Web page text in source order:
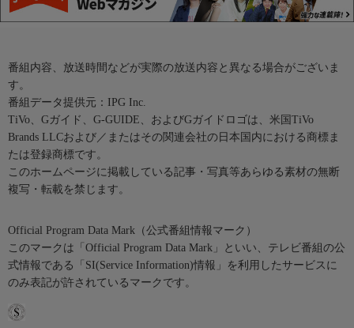
番組内容、放送時間などが実際の放送内容と異なる場合がございま
す。
番組データ提供元：IPG Inc.
TiVo、Gガイド、G-GUIDE、およびGガイドロゴは、米国TiVo
Brands LLCおよび／またはその関連会社の日本国内における商標ま
たは登録商標です。
このホームページに掲載している記事・写真等あらゆる素材の無断
複写・転載を禁じます。
Official Program Data Mark（公式番組情報マーク）
このマークは「Official Program Data Mark」といい、テレビ番組の公
式情報である「SI(Service Information)情報」を利用したサービスに
のみ表記が許されているマークです。